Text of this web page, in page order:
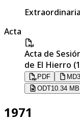
Extraordinaria
Acta
Acta de
de El Hierro
PDF MD
ODT10.34 MB
1971